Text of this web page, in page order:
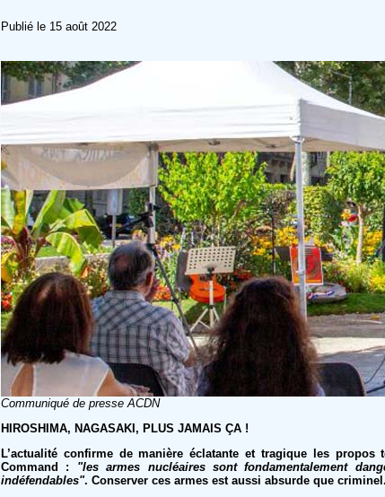
Publié le 15 août 2022
Communiqué de presse ACDN
HIROSHIMA, NAGASAKI, PLUS JAMAIS ÇA !
L’actualité confirme de manière éclatante et tragique les
Command : "les armes nucléaires sont fondamentalement
indéfendables". Conserver ces armes est aussi absurde que criminel.